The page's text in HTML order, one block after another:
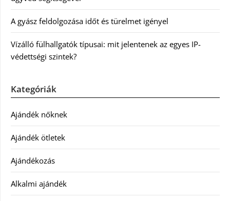
A gyász feldolgozása időt és türelmet igényel
Vízálló fülhallgatók típusai: mit jelentenek az egyes IP-
védettségi szintek?
Kategóriák
Ajándék nőknek
Ajándék ötletek
Ajándékozás
Alkalmi ajándék